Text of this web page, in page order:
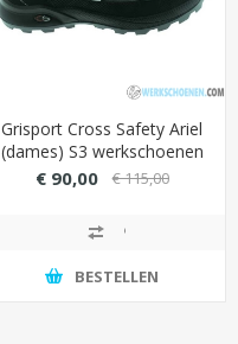
Grisport Cross Safety Ariel
(dames) S3 werkschoenen
€ 90,00 € 115,00
BESTELLEN